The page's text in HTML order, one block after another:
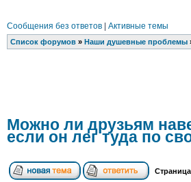
Сообщения без ответов| Активные темы
Список форумов» Наши душевные проблемы
Можно ли друзьям
если он лег туда по
Страница